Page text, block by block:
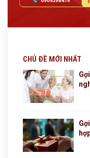
CHỦ ĐỀ MỚI NHẤT